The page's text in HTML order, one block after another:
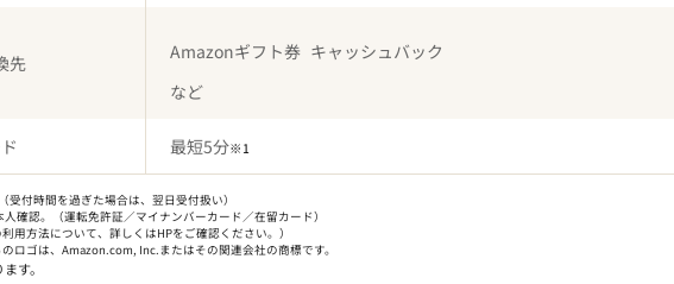
先 Amazonギフト券 キャッシュバック
など
最短5分※1
受付時間を過ぎた場合は、翌日受付扱い）
確認。（運転免許証／マイナンバーカード／在留カード）
用方法について、詳しくはHPをご確認ください。）
ゴは、Amazon.com, Inc.またはその関連会社の商標です。
す。